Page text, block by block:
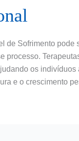
de Sofrimento pode
processo.
os indivíduos
e o crescimento